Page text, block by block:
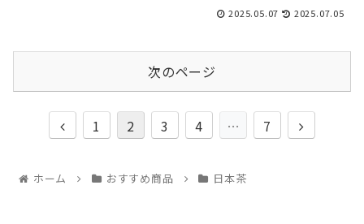
2025.05.07 2025.07.05
次のページ
1 2 3 4 … 7
ホーム おすすめ商品 日本茶